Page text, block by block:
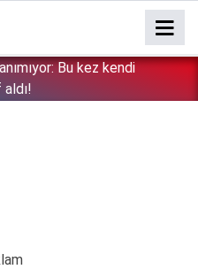
Bu kez kendi